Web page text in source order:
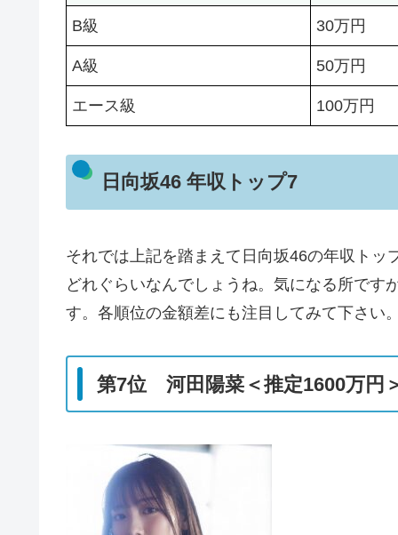
B級 30万円
A級 50万円
エース級 100万円
日向坂46 年収トップ7
それでは上記を踏まえて日向坂46の年収ト
どれぐらいなんでしょうね。気になる所です
す。各順位の金額差にも注目してみて下さい
第7位 河田陽菜＜推定1600万円